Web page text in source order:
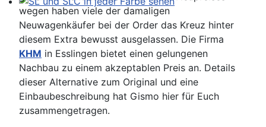
SL und SLC in jeder Farbe sehen
wegen haben viele der damaligen
Neuwagenkäufer bei der Order das Kreuz hinter
diesem Extra bewusst ausgelassen. Die Firma
KHM in Esslingen bietet einen gelungenen
Nachbau zu einem akzeptablen Preis an. Details
dieser Alternative zum Original und eine
Einbaubeschreibung hat Gismo hier für Euch
zusammengetragen.